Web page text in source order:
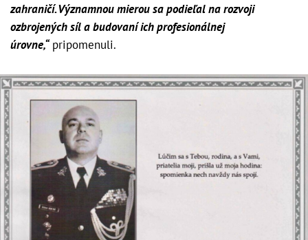
zahraničí. Významnou mierou sa podieľal na rozvoji
ozbrojených síl a budovaní ich profesionálnej
úrovne,“pripomenuli.